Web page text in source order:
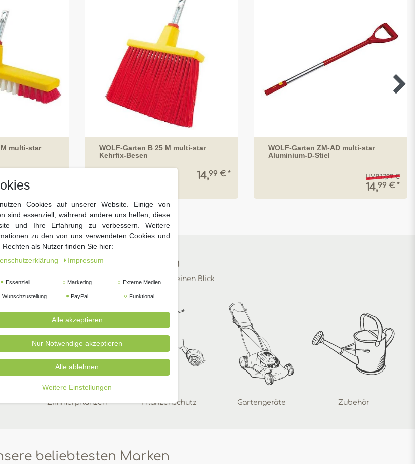
multi-star
WOLF-Garten B 25 M multi-star
Kehrfix-Besen
14,99 € *
WOLF-Garten ZM-AD multi-star
Aluminium-D-Stiel
UVP 17,99 €
14,99 € *
beliebtesten Kategorien
Dinge für Ihren Garten in wenigen Klicks auf einen Blick
Zimmerpflanzen Pflanzenschutz Gartengeräte Zubehör
beliebtesten Marken
Cookies auf unserer Website. Einige von
sind essenziell, während andere uns helfen, diese
und Ihre Erfahrung zu verbessern. Weitere
zu den von uns verwendeten Cookies und
Rechten als Nutzer finden Sie hier:
Impressum
Essenziell Marketing Externe Medien
Wunschzustellung PayPal Funktional
Alle akzeptieren
Nur Notwendige akzeptieren
Alle ablehnen
Weitere Einstellungen